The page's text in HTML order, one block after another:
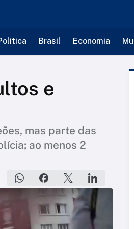
Brasil Economia
e
mas parte das
ao menos 2